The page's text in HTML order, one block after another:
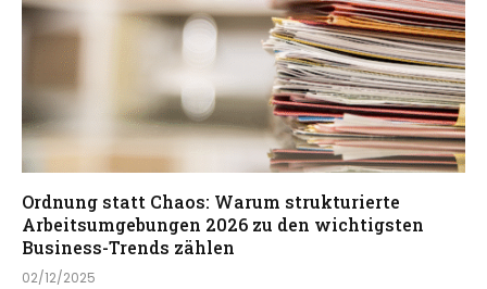
Ordnung statt Chaos: Warum strukturierte
Arbeitsumgebungen 2026 zu den wichtigsten
Business-Trends zählen
02/12/2025